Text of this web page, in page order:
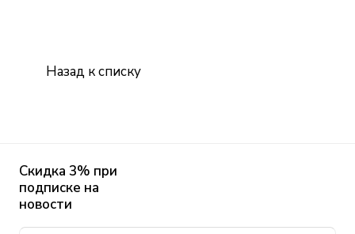
Назад к списку
Скидка 3% при
подписке на
новости